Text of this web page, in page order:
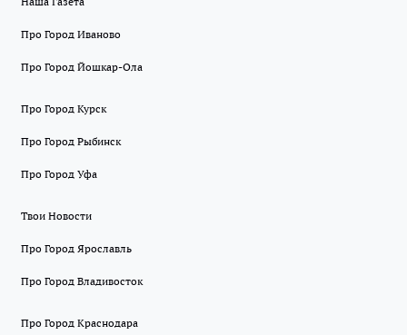
Про Город Иваново
Про Город Йошкар-Ола
Про Город Курск
Про Город Рыбинск
Про Город Уфа
Твои Новости
Про Город Ярославль
Про Город Владивосток
Про Город Краснодара